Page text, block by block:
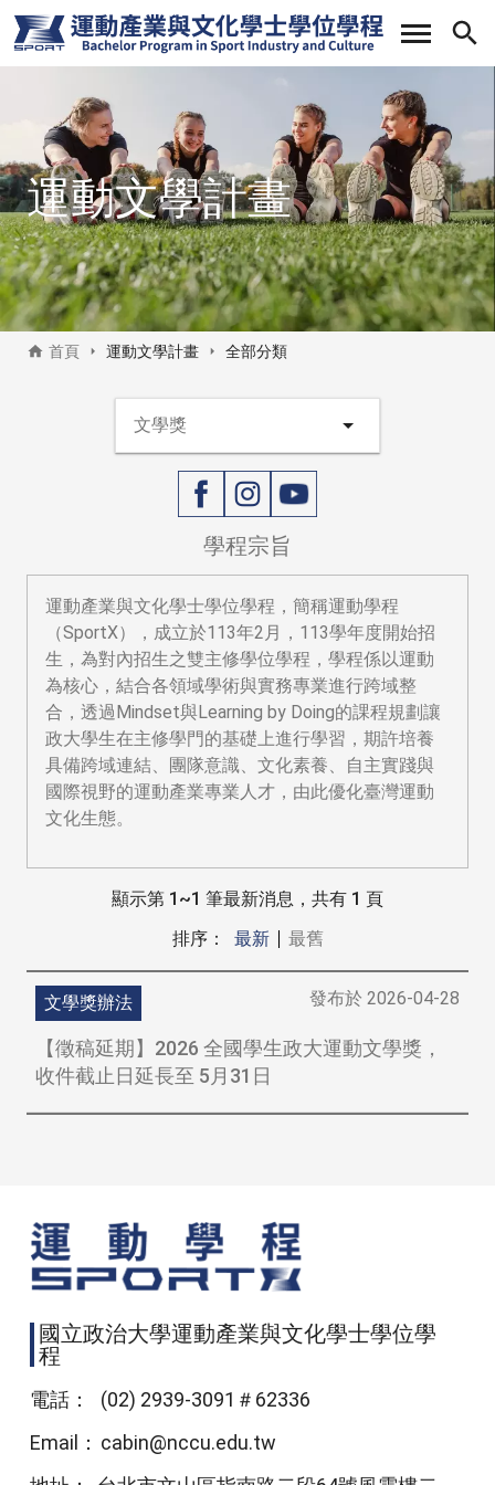
移
至
主
運動文學計畫
首頁 運動文學計畫 全部分類
運動文學計畫
學程宗旨
運動產業與文化學士學位學程，簡稱運動學程
（SportX），成立於113年2月，113學年度開始招
生，為對內招生之雙主修學位學程，學程係以運動
為核心，結合各領域學術與實務專業進行跨域整
合，透過Mindset與Learning by Doing的課程規劃讓
政大學生在主修學門的基礎上進行學習，期許培養
具備跨域連結、團隊意識、文化素養、自主實踐與
國際視野的運動產業專業人才，由此優化臺灣運動
文化生態。
顯示第 1~1 筆最新消息，共有 1 頁
排序：
最舊
最新
文學獎辦法 發布於 2026-04-28
【徵稿延期】2026 全國學生政大運動文學獎，
收件截止日延長至 5月31日
國立政治大學運動產業與文化學士學位學
程
電話：
(02) 2939-3091＃62336
Email： cabin@nccu.edu.tw